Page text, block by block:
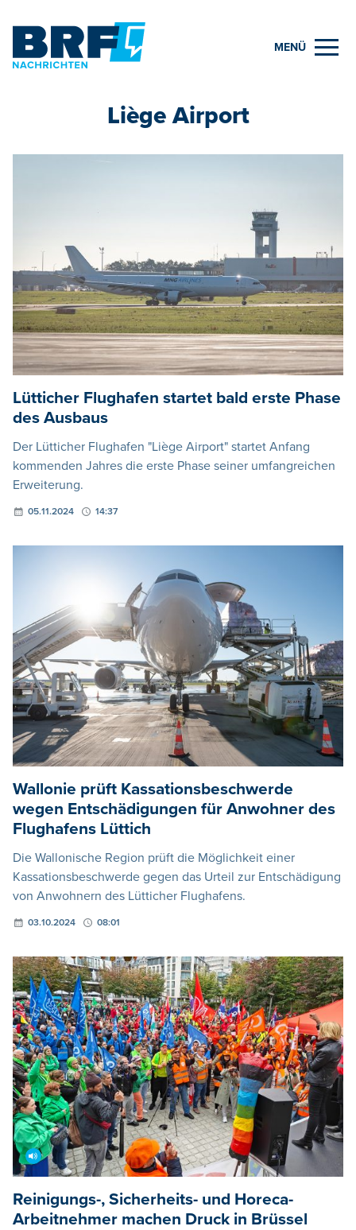
MENÜ
Liège Airport
Lütticher Flughafen startet bald erste Phase
des Ausbaus
Der Lütticher Flughafen "Liège Airport" startet Anfang
kommenden Jahres die erste Phase seiner umfangreichen
Erweiterung.
05.11.2024 14:37
Wallonie prüft Kassationsbeschwerde
wegen Entschädigungen für Anwohner des
Flughafens Lüttich
Die Wallonische Region prüft die Möglichkeit einer
Kassationsbeschwerde gegen das Urteil zur Entschädigung
von Anwohnern des Lütticher Flughafens.
03.10.2024 08:01
Reinigungs-, Sicherheits- und Horeca-
Arbeitnehmer machen Druck in Brüssel